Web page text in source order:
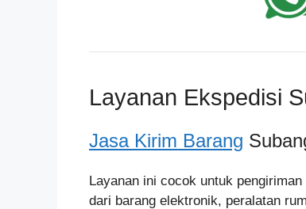
Layanan Ekspedisi
Jasa Kirim Barang
Layanan ini cocok untuk
dari barang elektronik, peralatan